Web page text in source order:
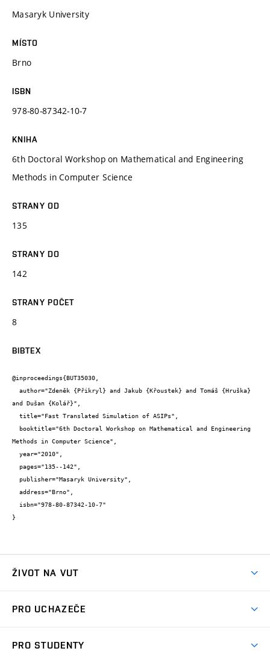
Masaryk University
MÍSTO
Brno
ISBN
978-80-87342-10-7
KNIHA
6th Doctoral Workshop on Mathematical and Engineering
Methods in Computer Science
STRANY OD
135
STRANY DO
142
STRANY POČET
8
BIBTEX
@inproceedings{BUT35030,
and Dušan {Kolář}",
Methods in Computer Science",
}
ŽIVOT NA VUT
Koleje
PRO UCHAZEČE
PRO STUDENTY